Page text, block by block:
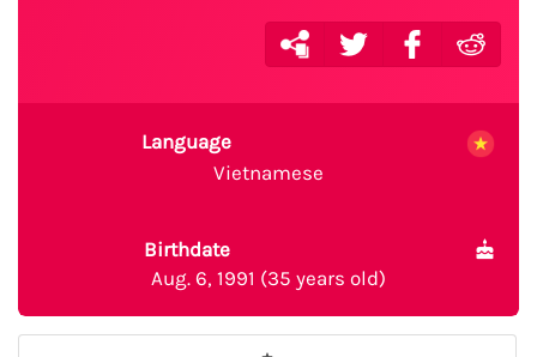
Language
Vietnamese
Birthdate
Aug. 6, 1991 (35 years old)